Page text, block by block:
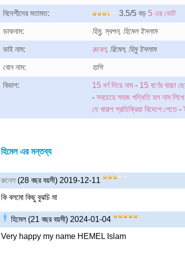
বিদেশীদের মতামত: 3.5/5 বড় 5 এর ভোট
ডাকনাম: হিমু, স্বপন, হিমেল ইসলাম
ভাই নাম: রুবেল, রিমেল, হিমু ইসলাম
বোন নাম: হাসি
বিভাগ: 15 বর্ণ দিয়ে নাম- 15 বর্ণের বাচ্চা
- সবচেয়ে সহজ পদ্ধিতি হল নাম লিখে
যে খারাপ প্রতিক্রিয়া বিদেশে পেতে-
হিমেল এর মন্তব্য
রুনেল(28 বছর বয়সী) 2019-12-11
কি বলমো কিছু বুঝচি মা
হিমেল (21 বছর বয়সী) 2024-01-04
Very happy my name HEMEL Islam